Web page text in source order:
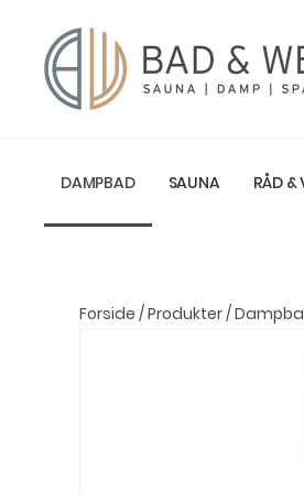
DAMPBAD SAUNA RÅD &
Forside /Produkter/